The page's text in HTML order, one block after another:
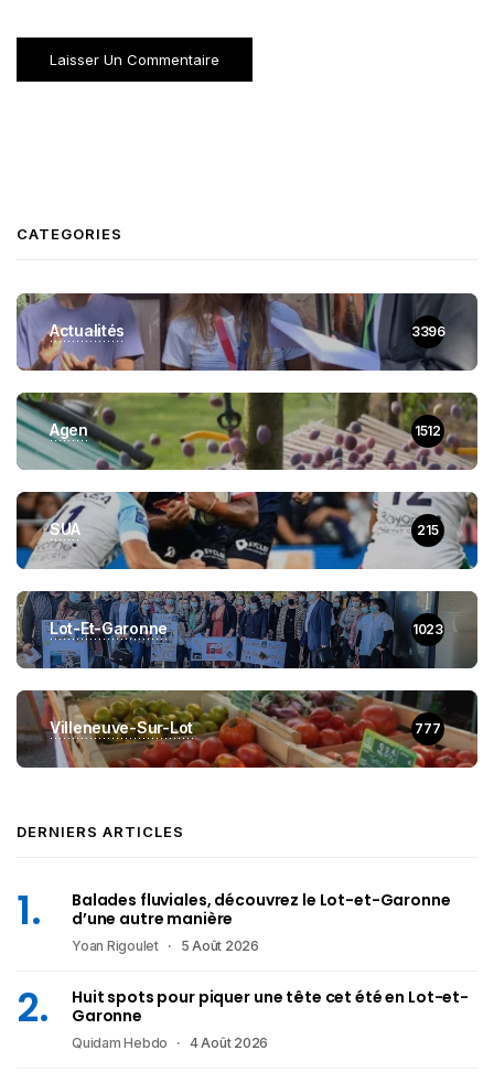
CATEGORIES
Actualités 3396
Agen 1512
SUA 215
Lot-Et-Garonne 1023
Villeneuve-Sur-Lot 777
DERNIERS ARTICLES
Balades fluviales, découvrez le Lot-et-Garonne
d’une autre manière
Yoan Rigoulet 5 Août 2026
Huit spots pour piquer une tête cet été en Lot-et-
Garonne
Quidam Hebdo 4 Août 2026